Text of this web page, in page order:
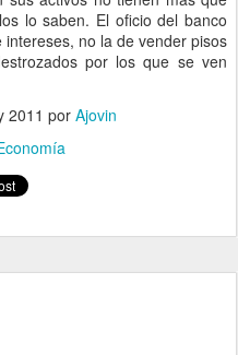
lo saben. El oficio del banco
no la de vender pisos
por los que se ven
2011 por Ajovin